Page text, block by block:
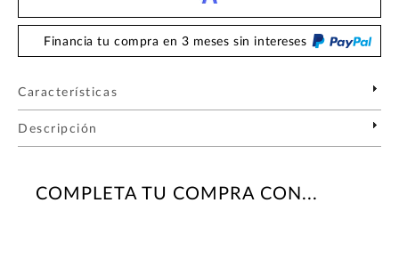
Financia tu compra en 3 meses sin intereses
Características
Descripción
COMPLETA TU COMPRA CON...